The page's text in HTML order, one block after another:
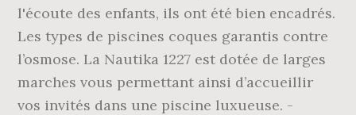
l'écoute des enfants, ils ont été bien encadrés.
Les types de piscines coques garantis contre
l’osmose. La Nautika 1227 est dotée de larges
marches vous permettant ainsi d’accueillir
vos invités dans une piscine luxueuse. -